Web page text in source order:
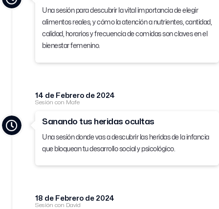
Una sesión para descubrir la vital importancia de elegir
alimentos reales, y cómo la atención a nutrientes, cantidad,
calidad, horarios y frecuencia de comidas son claves en el
bienestar femenino.
14 de Febrero de 2024
Sesión con Mafe
Sanando tus heridas ocultas
Una sesióndonde vas a descubrir las heridas de la infancia
que bloquean tu desarrollo social y psicológico.
18 de Febrero de 2024
Sesión con David